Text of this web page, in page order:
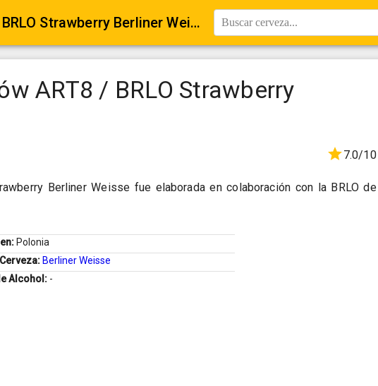
Browar Stu Mostów ART8 / BRLO Strawberry Berliner Weisse Buscar cerveza...
ART8 / BRLO Strawberry
7.0/10
Berliner Weisse fue elaborada en colaboración con la BRLO de
Polonia
Berliner Weisse
Alcohol: -